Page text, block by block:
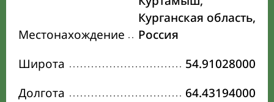
Местонахождение
Курганская область,
Россия
Широта
54.91028000
Долгота
64.43194000